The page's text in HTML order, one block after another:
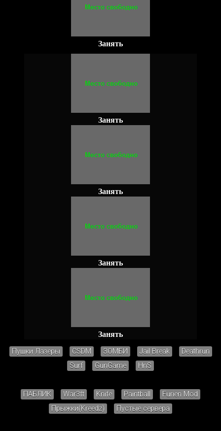
Занять
Занять
Занять
Занять
Занять
Пушки Лазеры CSDM ЗОМБИ Jail Break
Deathrun
Surf
GunGame HnS
ПАБЛИК War3ft Knife Paintball
Furien Mod
Прыжки(Kreedz)
Пустые сервера